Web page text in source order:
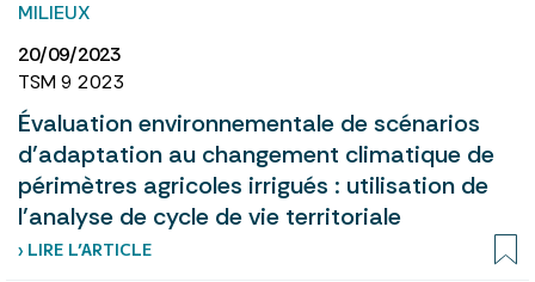
MILIEUX
20/09/2023
TSM 9 2023
Évaluation environnementale de scénarios
d’adaptation au changement climatique de
périmètres agricoles irrigués : utilisation de
l’analyse de cycle de vie territoriale
› LIRE L’ARTICLE